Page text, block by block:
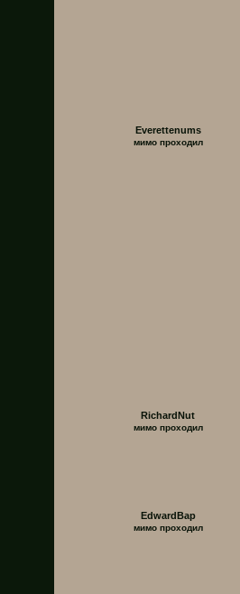
Everettenums
мимо проходил
RichardNut
мимо проходил
EdwardBap
мимо проходил